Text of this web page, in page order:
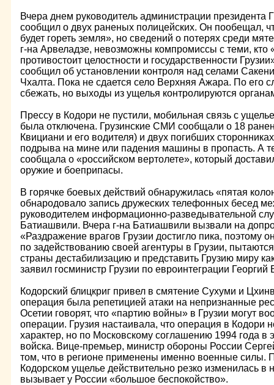
Вчера днем руководитель администрации президента
сообщил о двух раненых полицейских. Он пообещал,
будет гореть земля», но сведений о потерях среди
г-на Арвеладзе, невозможны компромиссы с теми, кто
противостоит целостности и государственности
сообщил об установлении контроля над селами
Чхалта. Пока не сдается село Верхняя Ажара. По его
сбежать, но выходы из ущелья контролируются
Прессу в Кодори не пустили, мобильная связь с
была отключена. Грузинские СМИ сообщали о 18
Квициани и его водителя) и двух погибших
подрыва на мине или падения машины в пропасть. А
сообщала о «российском вертолете», который
оружие и боеприпасы.
В горячке боевых действий обнаружилась «пятая
обнародовало запись дружеских телефонных бесед
руководителем информационно-разведывательной
Батиашвили. Вчера г-на Батиашвили вызвали на
«Раздражение врагов Грузии достигло пика, поэтому
по задействованию своей агентуры в Грузии,
страны дестабилизацию и представить Грузию миру
заявил госминистр Грузии по евроинтеграции Георгий
Кодорский блицкриг привел в смятение Сухуми и
операция была репетицией атаки на непризнанные
Осетии говорят, что «партию войны» в Грузии могут
операции. Грузия настаивала, что операция в Кодори
характер, но по Московскому соглашению 1994 года в
войска. Вице-премьер, министр обороны России
том, что в регионе применены именно военные силы.
Кодорском ущелье действительно резко изменилась в
вызывает у России «большое беспокойство».